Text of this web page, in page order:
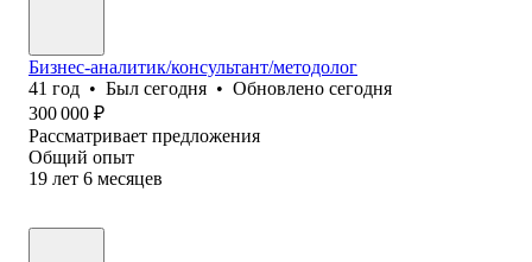
Бизнес-аналитик/консультант/методолог
41 год • Был сегодня • Обновлено сегодня
300 000 ₽
Рассматривает предложения
Общий опыт
19 лет 6 месяцев